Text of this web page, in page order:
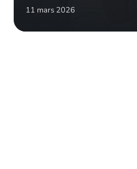
11 mars 2026